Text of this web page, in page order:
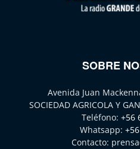
SOBRE
Avenida Juan
SOCIEDAD AGRICOLA Y
Teléfono: +56
Whatsapp:
Contacto: